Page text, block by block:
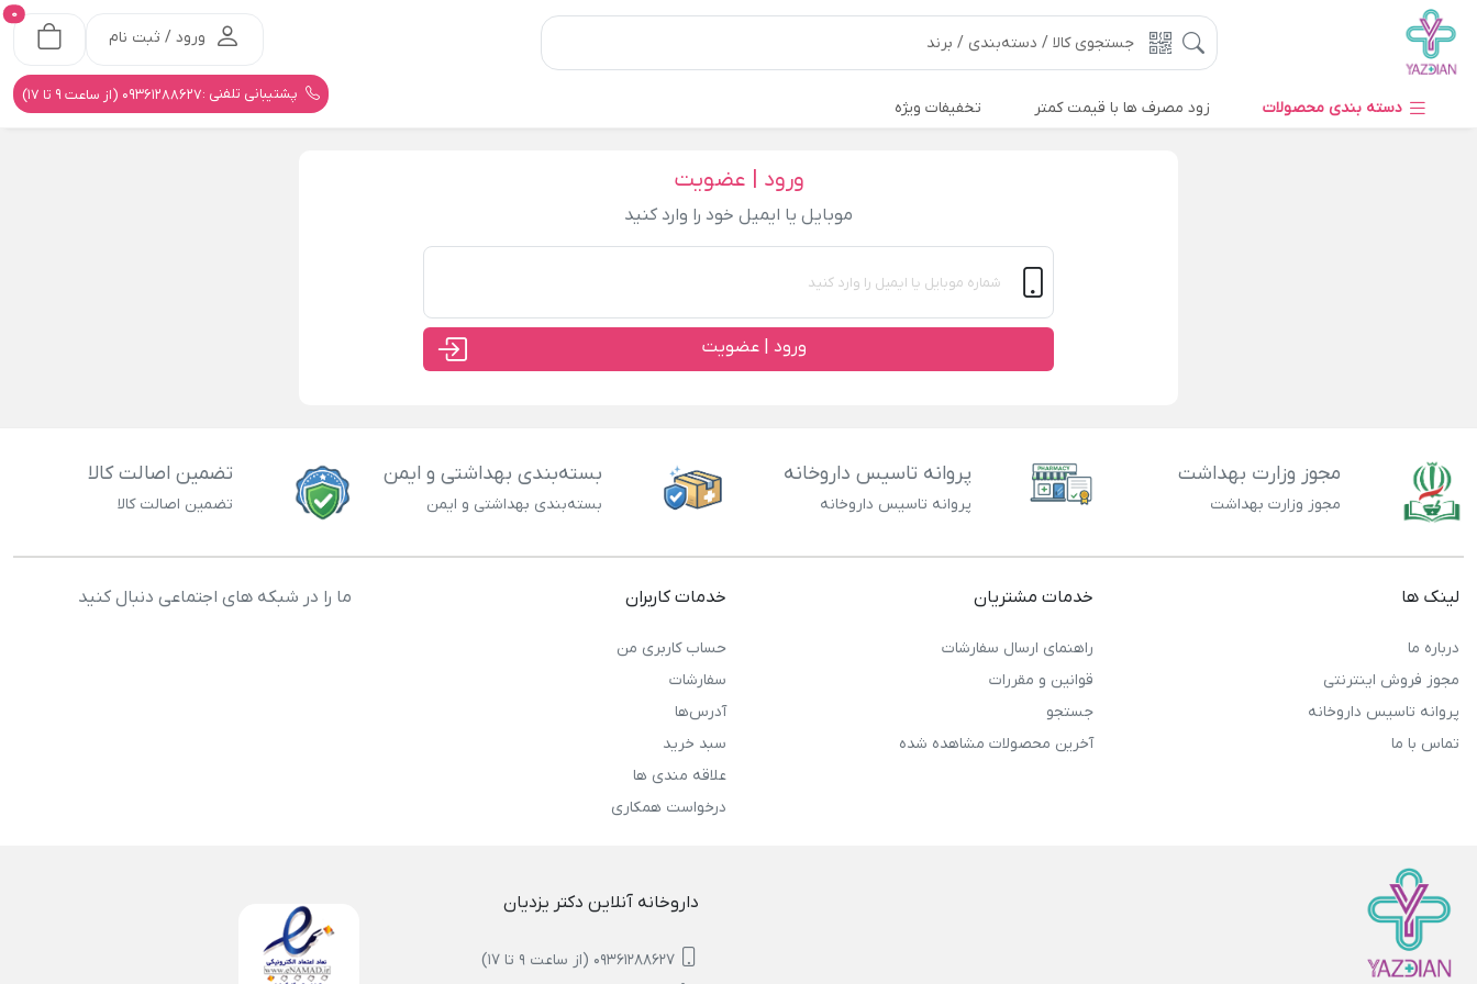
ورود / ثبت نام
0
پشتیبانی تلفنی :09361288627 (از ساعت 9 تا 17)
دسته بندی محصولات زود مصرف ها با قیمت کمتر تخفیفات ویژه
ورود | عضویت
موبایل یا ایمیل خود را وارد کنید
ورود | عضویت
مجوز وزارت بهداشت
مجوز وزارت بهداشت
پروانه تاسیس داروخانه
پروانه تاسیس داروخانه
بسته‌بندی بهداشتی و ایمن
بسته‌بندی بهداشتی و ایمن
تضمین اصالت کالا
تضمین اصالت کالا
لینک ها
درباره ما
مجوز فروش اینترنتی
پروانه تاسیس داروخانه
تماس با ما
خدمات مشتریان
راهنمای ارسال سفارشات
قوانین و مقررات
جستجو
آخرین محصولات مشاهده شده
خدمات کاربران
حساب کاربری من
سفارشات
آدرس‌ها
سبد خرید
علاقه مندی ها
درخواست همکاری
ما را در شبکه های اجتماعی دنبال کنید
داروخانه آنلاین دکتر یزدیان
09361288627 (از ساعت 9 تا 17)